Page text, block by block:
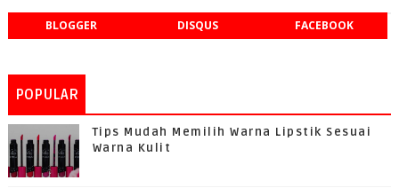
BLOGGER DISQUS FACEBOOK
POPULAR
Tips Mudah Memilih Warna Lipstik Sesuai
Warna Kulit